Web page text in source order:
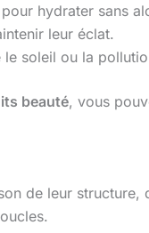
hydrater sans
leur éclat.
soleil ou la
beauté, vous
de leur